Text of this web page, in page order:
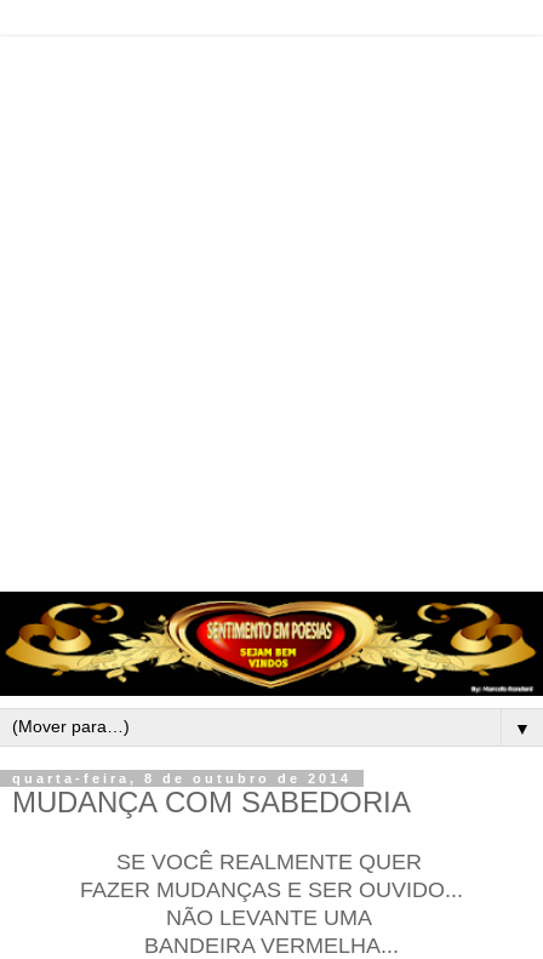
▼
quarta-feira, 8 de outubro de 2014
MUDANÇA COM SABEDORIA
SE VOCÊ REALMENTE QUER
FAZER MUDANÇAS E SER OUVIDO...
NÃO LEVANTE UMA
BANDEIRA VERMELHA...